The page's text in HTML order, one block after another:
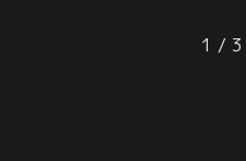
か国内外の注目が集まっていた。そ
んな中、ソンジュの予想通りサンウ
1